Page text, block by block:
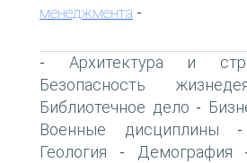
менеджмента -
- Архитектура и
Безопасность
Библиотечное дело -
Военные дисциплины
Геология - Демография